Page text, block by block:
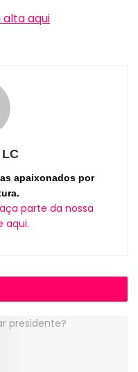
aqui
apaixonados por
parte da nossa
aqui.